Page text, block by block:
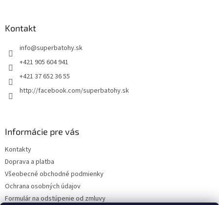
Kontakt
info@superbatohy.sk
+421 905 604 941
+421 37 652 36 55
http://facebook.com/superbatohy.sk
Informácie pre vás
Kontakty
Doprava a platba
Všeobecné obchodné podmienky
Ochrana osobných údajov
Formulár na odstúpenie od zmluvy